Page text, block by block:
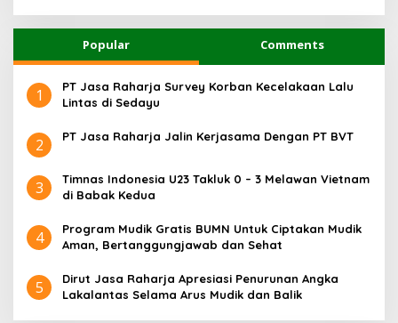
Popular Comments
1
PT Jasa Raharja Survey Korban Kecelakaan Lalu
Lintas di Sedayu
2 PT Jasa Raharja Jalin Kerjasama Dengan PT BVT
3
Timnas Indonesia U23 Takluk 0 – 3 Melawan Vietnam
di Babak Kedua
4
Program Mudik Gratis BUMN Untuk Ciptakan Mudik
Aman, Bertanggungjawab dan Sehat
5
Dirut Jasa Raharja Apresiasi Penurunan Angka
Lakalantas Selama Arus Mudik dan Balik